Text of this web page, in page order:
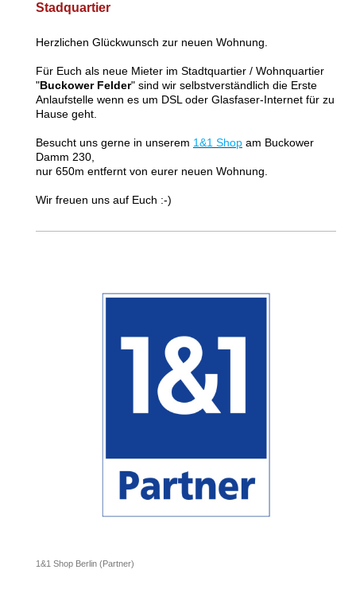
Stadquartier
Herzlichen Glückwunsch zur neuen Wohnung.
Für Euch als neue Mieter im Stadtquartier / Wohnquartier
"Buckower Felder" sind wir selbstverständlich die Erste
Anlaufstelle wenn es um DSL oder Glasfaser-Internet für zu
Hause geht.
Besucht uns gerne in unserem 1&1 Shop am Buckower
Damm 230,
nur 650m entfernt von eurer neuen Wohnung.
Wir freuen uns auf Euch :-)
1&1 Shop Berlin (Partner)